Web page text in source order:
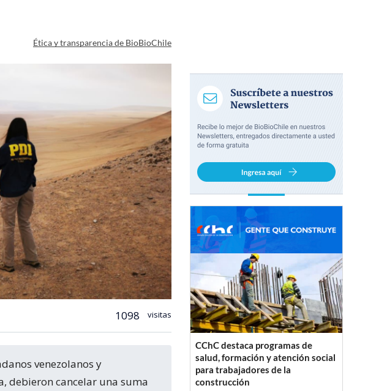
Ética y transparencia de BioBioChile
1098 visitas
debieron cancelar una suma
CChC destaca programas de
salud, formación y atención social
para trabajadores de la
construcción